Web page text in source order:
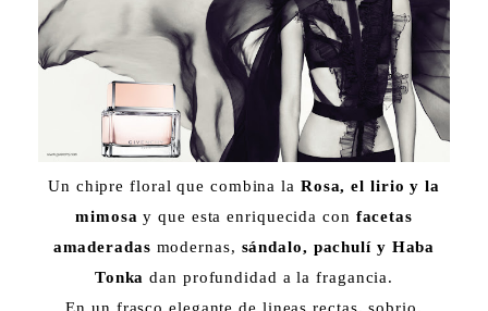
Un chipre floral que combina la Rosa, el lirio y la
mimosa y que esta enriquecida con facetas
amaderadas modernas, sándalo, pachulí y Haba
Tonka dan profundidad a la fragancia.